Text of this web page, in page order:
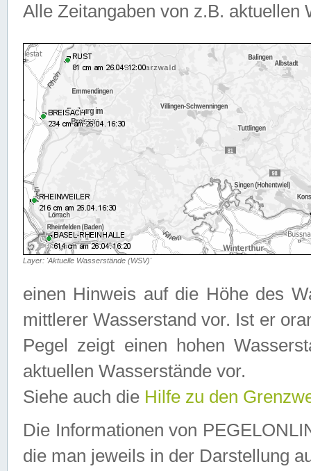
Alle Zeitangaben von z.B. aktuellen
Layer: 'Aktuelle Wasserstände (WSV)'
einen Hinweis auf die Höhe des
mittlerer Wasserstand vor. Ist er
Pegel zeigt einen hohen
aktuellen Wasserstände vor.
Siehe auch die Hilfe zu den
Die Informationen von
die man jeweils in der Darstellung